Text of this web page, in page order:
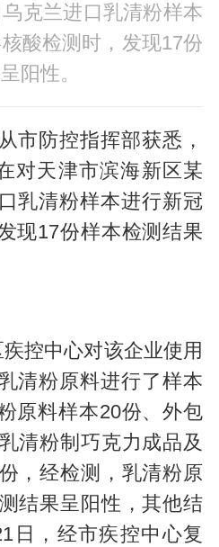
克兰进口乳清粉样本
酸检测时，发现17份
阳性。
市防控指挥部获悉，
对天津市滨海新区某
乳清粉样本进行新冠
现17份样本检测结果
控中心对该企业使用
清粉原料进行了样本
原料样本20份、外包
清粉制巧克力成品及
，经检测，乳清粉原
结果呈阳性，其他结
日，经市疾控中心复